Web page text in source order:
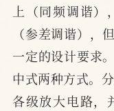
上（同频调谐
（参差调谐），
一定的设计要求
中式两种方式。
各级放大电路，